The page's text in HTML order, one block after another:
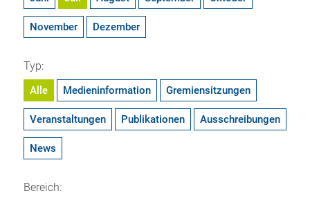
November Dezember
Typ:
Alle Medieninformation Gremiensitzungen
Veranstaltungen Publikationen Ausschreibungen
News
Bereich: